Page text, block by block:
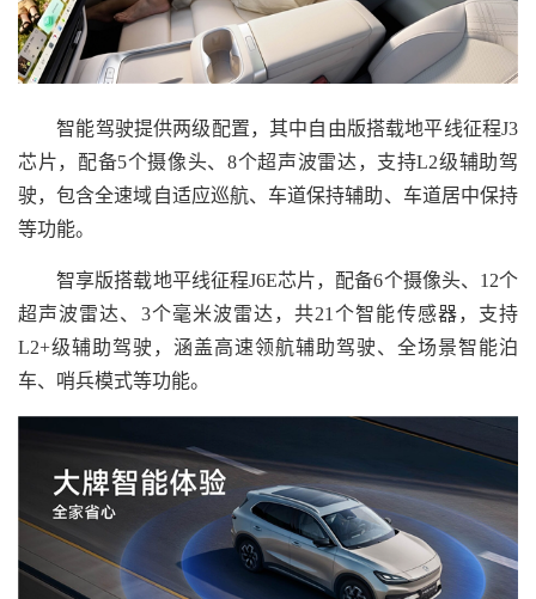
智能驾驶提供两级配置，其中自由版搭载地平线征程J3
芯片，配备5个摄像头、8个超声波雷达，支持L2级辅助驾
驶，包含全速域自适应巡航、车道保持辅助、车道居中保持
等功能。
智享版搭载地平线征程J6E芯片，配备6个摄像头、12个
超声波雷达、3个毫米波雷达，共21个智能传感器，支持
L2+级辅助驾驶，涵盖高速领航辅助驾驶、全场景智能泊
车、哨兵模式等功能。